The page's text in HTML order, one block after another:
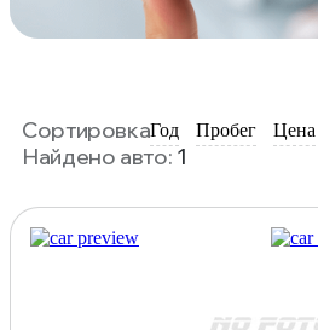
СортировкаГод Пробег Цена
Найдено авто: 1